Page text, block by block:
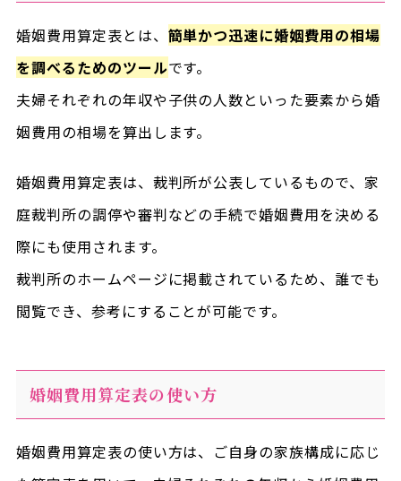
婚姻費用算定表とは、 簡単かつ迅速に婚姻費用の相場
を調べるためのツールです。
夫婦それぞれの年収や子供の人数といった要素から婚
姻費用の相場を算出します。
婚姻費用算定表は、裁判所が公表しているもので、家
庭裁判所の調停や審判などの手続で婚姻費用を決める
際にも使用されます。
裁判所のホームページに掲載されているため、誰でも
閲覧でき、参考にすることが可能です。
婚姻費用算定表の使い方
婚姻費用算定表の使い方は、ご自身の家族構成に応じ